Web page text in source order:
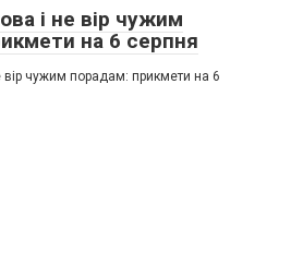
і не вір чужим
на 6 серпня
вір чужим порадам: прикмети на 6